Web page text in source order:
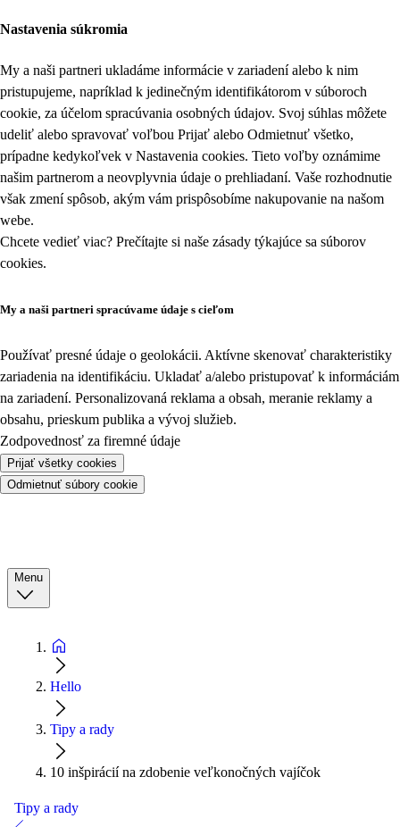
Nastavenia súkromia
My a naši partneri ukladáme informácie v zariadení alebo k nim
pristupujeme, napríklad k jedinečným identifikátorom v súboroch
cookie, za účelom spracúvania osobných údajov. Svoj súhlas môžete
udeliť alebo spravovať voľbou Prijať alebo Odmietnuť všetko,
prípadne kedykoľvek v Nastavenia cookies. Tieto voľby oznámime
našim partnerom a neovplyvnia údaje o prehliadaní. Vaše rozhodnutie
však zmení spôsob, akým vám prispôsobíme nakupovanie na našom
webe.
Chcete vedieť viac? Prečítajte si naše zásady týkajúce sa súborov
cookies.
My a naši partneri spracúvame údaje s cieľom
Používať presné údaje o geolokácii. Aktívne skenovať charakteristiky
zariadenia na identifikáciu. Ukladať a/alebo pristupovať k informáciám
na zariadení. Personalizovaná reklama a obsah, meranie reklamy a
obsahu, prieskum publika a vývoj služieb.
Zodpovednosť za firemné údaje
Prijať všetky cookies
Odmietnuť súbory cookie
Menu
Hello
Tipy a rady
10 inšpirácií na zdobenie veľkonočných vajíčok
Tipy a rady